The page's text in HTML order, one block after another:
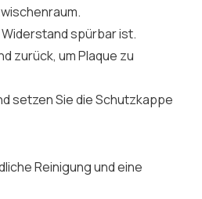
spürbar ist.
zurück, um Plaque zu
setzen Sie die Schutzkappe
Reinigung und eine